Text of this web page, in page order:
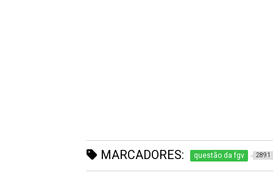
MARCADORES: questão da fgv 2891